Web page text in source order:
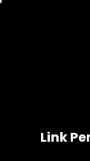
Link